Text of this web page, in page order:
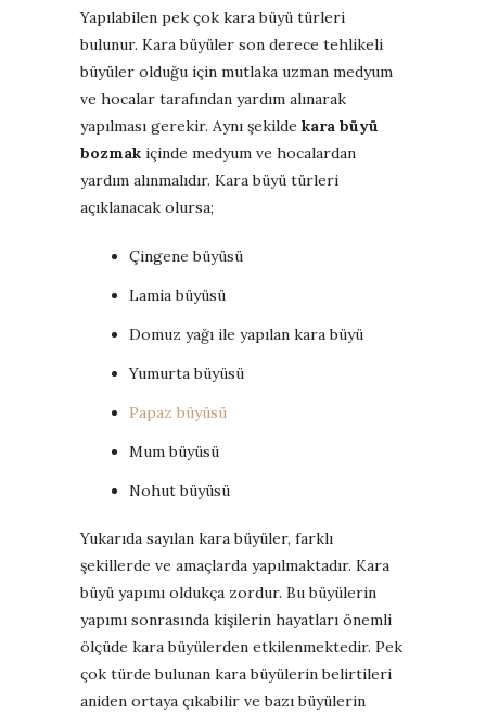
Yapılabilen pek çok kara büyü türleri
bulunur. Kara büyüler son derece tehlikeli
büyüler olduğu için mutlaka uzman medyum
ve hocalar tarafından yardım alınarak
yapılması gerekir. Aynı şekilde kara büyü
bozmak içinde medyum ve hocalardan
yardım alınmalıdır. Kara büyü türleri
açıklanacak olursa;
Çingene büyüsü
Lamia büyüsü
Domuz yağı ile yapılan kara büyü
Yumurta büyüsü
Papaz büyüsü
Mum büyüsü
Nohut büyüsü
Yukarıda sayılan kara büyüler, farklı
şekillerde ve amaçlarda yapılmaktadır. Kara
büyü yapımı oldukça zordur. Bu büyülerin
yapımı sonrasında kişilerin hayatları önemli
ölçüde kara büyülerden etkilenmektedir. Pek
çok türde bulunan kara büyülerin belirtileri
aniden ortaya çıkabilir ve bazı büyülerin